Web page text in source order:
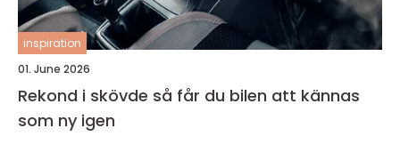
inspiration
01. June 2026
Rekond i skövde så får du bilen att kännas
som ny igen